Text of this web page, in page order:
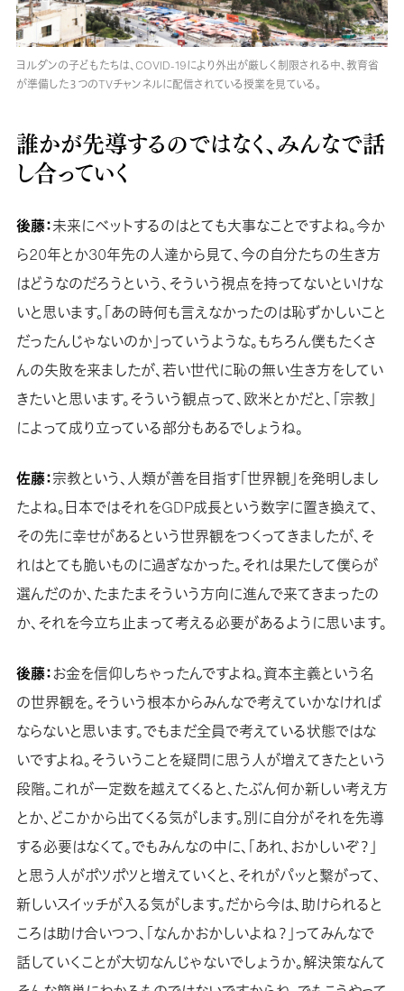
ヨルダンの子どもたちは、COVID-19により外出が厳しく制限される中、教育省
が準備した３つのTVチャンネルに配信されている授業を見ている。
誰かが先導するのではなく、みんなで話
し合っていく
後藤：未来にベットするのはとても大事なことですよね。今か
ら20年とか30年先の人達から見て、今の自分たちの生き方
はどうなのだろうという、そういう視点を持ってないといけな
いと思います。「あの時何も言えなかったのは恥ずかしいこと
だったんじゃないのか」っていうような。もちろん僕もたくさ
んの失敗を来ましたが、若い世代に恥の無い生き方をしてい
きたいと思います。そういう観点って、欧米とかだと、「宗教」
によって成り立っている部分もあるでしょうね。
佐藤：宗教という、人類が善を目指す「世界観」を発明しまし
たよね。日本ではそれをGDP成長という数字に置き換えて、
その先に幸せがあるという世界観をつくってきましたが、そ
れはとても脆いものに過ぎなかった。それは果たして僕らが
選んだのか、たまたまそういう方向に進んで来てきまったの
か、それを今立ち止まって考える必要があるように思います。
後藤：お金を信仰しちゃったんですよね。資本主義という名
の世界観を。そういう根本からみんなで考えていかなければ
ならないと思います。でもまだ全員で考えている状態ではな
いですよね。そういうことを疑問に思う人が増えてきたという
段階。これが一定数を越えてくると、たぶん何か新しい考え方
とか、どこかから出てくる気がします。別に自分がそれを先導
する必要はなくて。でもみんなの中に、「あれ、おかしいぞ？」
と思う人がポツポツと増えていくと、それがパッと繋がって、
新しいスイッチが入る気がします。だから今は、助けられると
ころは助け合いつつ、「なんかおかしいよね？」ってみんなで
話していくことが大切なんじゃないでしょうか。解決策なんて